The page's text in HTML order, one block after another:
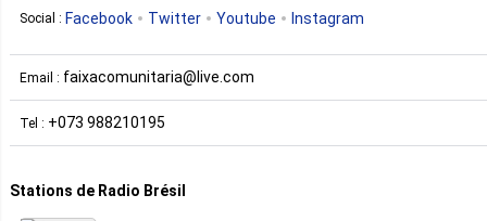
Social : Facebook Twitter Youtube Instagram
Email : faixacomunitaria@live.com
Tel : +073 988210195
Stations de Radio Brésil